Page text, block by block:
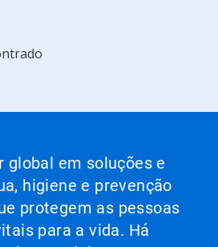
global em soluções e
higiene e prevenção
protegem as pessoas
para a vida. Há